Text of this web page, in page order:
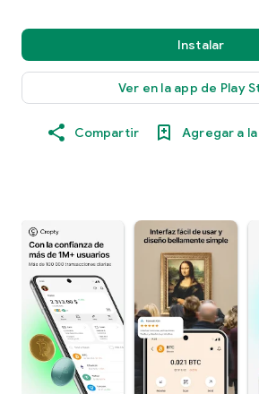
Instalar
Ver en la app de Play
Compartir Agregar a